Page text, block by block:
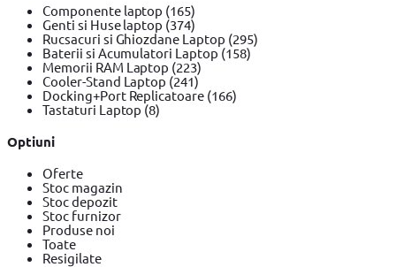
Componente laptop (165)
Genti si Huse laptop (374)
Rucsacuri si Ghiozdane Laptop (295)
Baterii si Acumulatori Laptop(158)
Memorii RAM Laptop (223)
Cooler-Stand Laptop (241)
Docking+Port Replicatoare (166)
Tastaturi Laptop(8)
Optiuni
Oferte
Stoc magazin
Stoc depozit
Stoc furnizor
Produse noi
Toate
Resigilate